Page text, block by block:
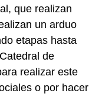
que realizan
un arduo
etapas hasta
de
realizar este
o por hacer